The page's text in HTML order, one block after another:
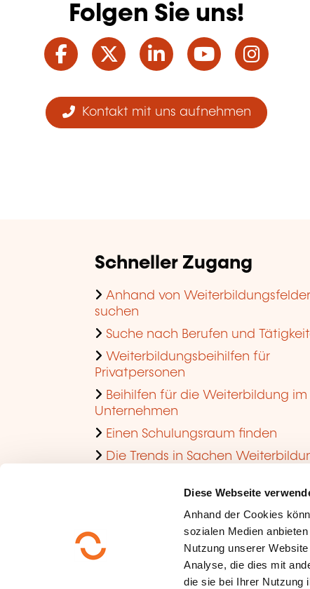
Diese Webseite
Anhand der Cookies
sozialen Medien
Nutzung unserer
Analyse, die dies mit
die sie bei Ihrer Nutzung
Folgen Sie uns!
Facebook
TwitterLinkedInYouTube
Kontakt mit uns aufnehmen
Schneller Zugang
Anhand von
suchen
Suche nach Berufen und
Weiterbildungsbeihilfen für
Privatpersonen
Beihilfen für die Weiterbildung im
Unternehmen
Einen Schulungsraum finden
Die Trends in Sachen